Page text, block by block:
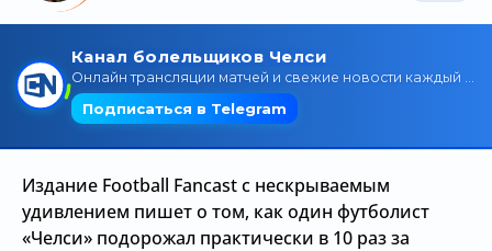
Издание Football Fancast с нескрываемым
удивлением пишет о том, как один футболист
«Челси» подорожал практически в 10 раз за
Календарь игр
Состав команды
Поиск по сайту
Трансляции
О сайте